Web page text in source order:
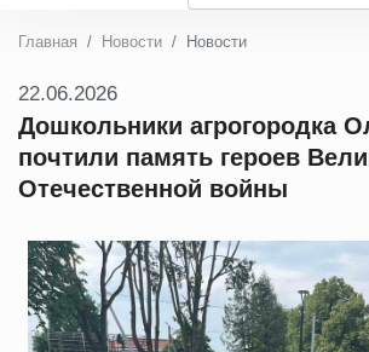
Главная Новости Новости
22.06.2026
Дошкольники агрогородка
почтили память героев
Отечественной войны